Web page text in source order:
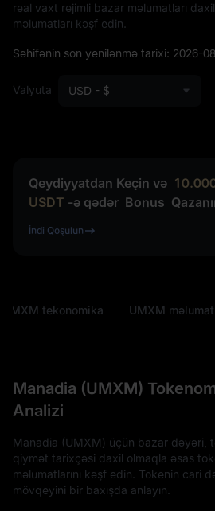
real vaxt rejimli bazar məlumatları
məlumatları kəşf edin.
Səhifənin son yenilənmə tarixi: 2026-
Valyuta USD - $
Qeydiyyatdan Keçin və
USDT -ə qədər Bonus
İndi Qoşulun
UMXM tekonomika UMXM məlumat
Manadia (UMXM)
Analizi
Manadia (UMXM) üçün bazar dəyəri,
qiymət tarixçəsi daxil olmaqla əsas
məlumatlarını kəşf edin. Tokenin cari
mövqeyini bir baxışda anlayın.